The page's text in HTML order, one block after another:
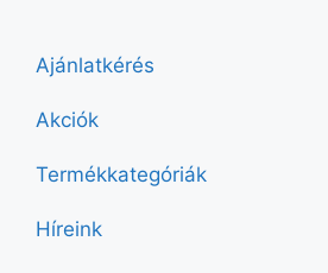
Ajánlatkérés
Akciók
Termékkategóriák
Híreink